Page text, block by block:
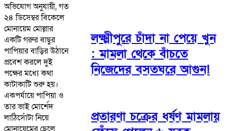
অভিযোগ অনুযায়ী, গত
২৪ ডিসেম্বর বিকেলে
মোনায়েম মোল্লার
একটি গরুর বাছুর
পাপিয়ার বাড়ির উঠানে
প্রবেশ করলে দুই
পক্ষের মধ্যে কথা
কাটাকাটি শুরু হয়।
একপর্যায়ে পাপিয়া ও
তার ভাই মোর্শেদ
লাঠিসোঁটা নিয়ে
লক্ষ্মীপুরে চাঁদা না পেয়ে খুন
: মামলা থেকে বাঁচতে
নিজেদের বসতঘরে আগুন!
প্রতারণা চক্রের ধর্ষণ মামলায়